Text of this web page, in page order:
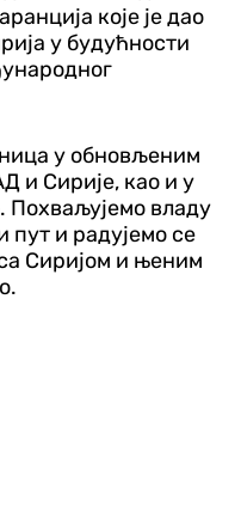
које је дао
у будућности
у обновљеним
и Сирије, као и у
Похваљујемо владу
пут и радујемо се
Сиријом и њеним